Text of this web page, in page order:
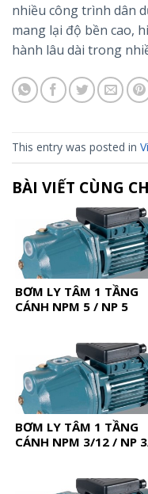
nhiều công trình dân
mang lại độ bền cao,
hành lâu dài trong
This entry was posted in
BÀI VIẾT CÙNG
BƠM LY TÂM 1 TẦNG
CÁNH NPM 5 / NP 5
BƠM LY TÂM 1 TẦNG
CÁNH NPM 3/12 / NP